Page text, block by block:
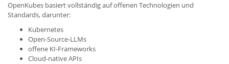
OpenKubes basiert vollständig auf offenen Technologien und
Standards, darunter:
Kubernetes
Open-Source-LLMs
offene KI-Frameworks
Cloud-native APIs